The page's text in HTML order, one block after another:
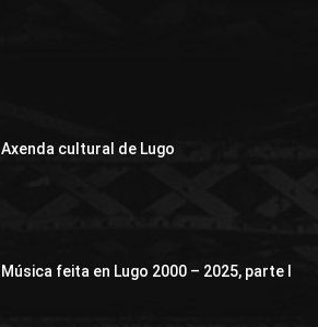
Axenda cultural de Lugo
Música feita en Lugo 2000 – 2025, parte I